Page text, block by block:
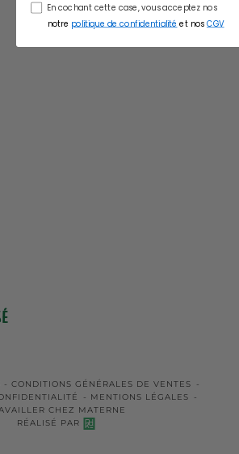
- CONDITIONS GÉNÉRALES DE VENTES
-
- MENTIONS LÉGALES
-
CHEZ MATERNE
RÉALISÉ PAR
En cochant cette case, vous acceptez nos
notre politique de confidentialité et nos CGV